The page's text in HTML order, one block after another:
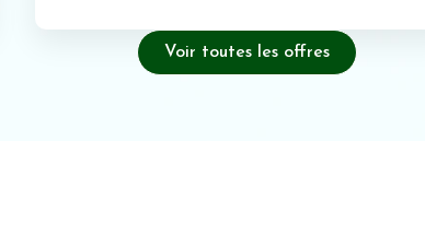
Voir toutes les offres